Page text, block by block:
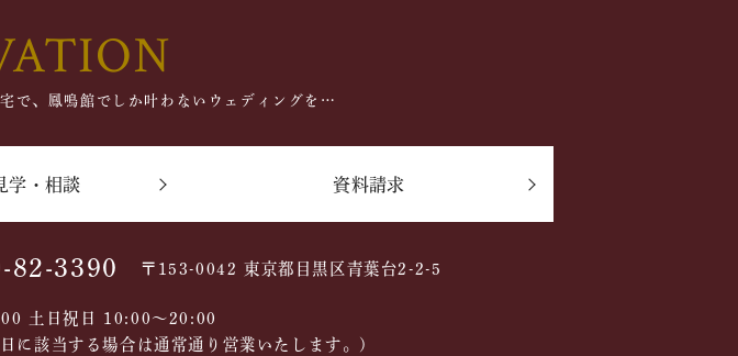
で、鳳鳴館でしか叶わないウェディングを…
学・相談 資料請求
82-3390 〒153-0042 東京都目黒区青葉台2-2-5
土日祝日 10:00〜20:00
該当する場合は通常通り営業いたします。)